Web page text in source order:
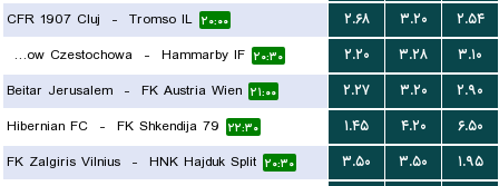
CFR 1907 Cluj - Tromso IL ۲۰:۰۰ ۲.۶۸ ۳.۲۰
۲.۵۴
Rakow Czestochowa
- Hammarby IF ۲۰:۳۰ ۲.۲۰ ۳.۲۸
۳.۱۰
Beitar Jerusalem - FK Austria Wien ۲۱:۰۰ ۲.۲۷ ۳.۲۰
۲.۹۰
Hibernian FC - FK Shkendija 79 ۲۲:۳۰ ۱.۴۵ ۴.۲۰
۶.۵۰
FK Zalgiris Vilnius - HNK Hajduk Split ۲۰:۳۰ ۳.۵۰ ۳.۵۰
۱.۹۵